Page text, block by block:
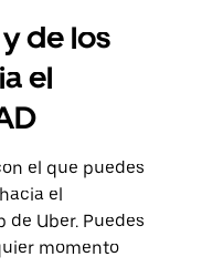
de los
el
el que puedes
el
de Uber. Puedes
momento